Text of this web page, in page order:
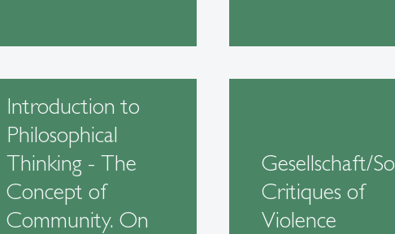
Introduction to
Philosophical
Thinking - The
Concept of
Community. On
Gesellschaft/
Critiques of
Violence